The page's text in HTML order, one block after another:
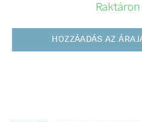
Raktáron
HOZZÁADÁS AZ